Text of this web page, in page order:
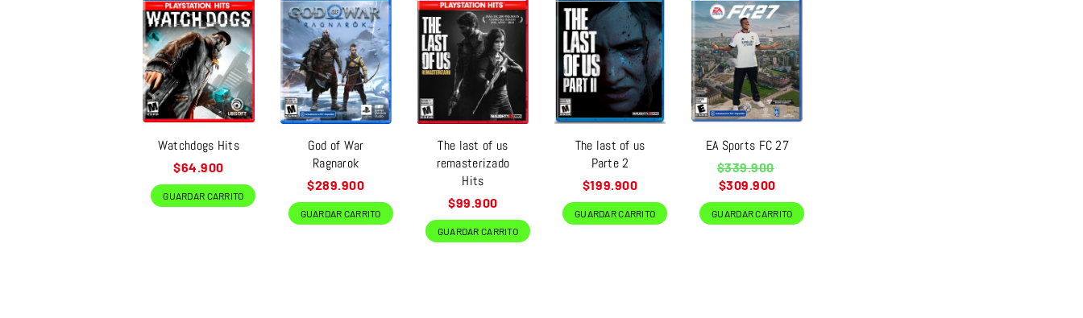
Watchdogs Hits
Precio
$64.900
GUARDAR CARRITO
God of War
Ragnarok
Precio
$289.900
GUARDAR CARRITO
The last of us
remasterizado
Hits
Precio
$99.900
GUARDAR CARRITO
The last of us
Parte 2
Precio
$199.900
GUARDAR CARRITO
EA Sports FC 27
Precio
habitual
$339.900
$309.900
GUARDAR CARRITO